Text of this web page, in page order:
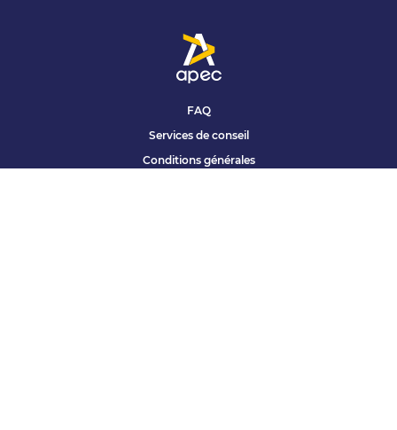
FAQ
Services de conseil
Conditions générales